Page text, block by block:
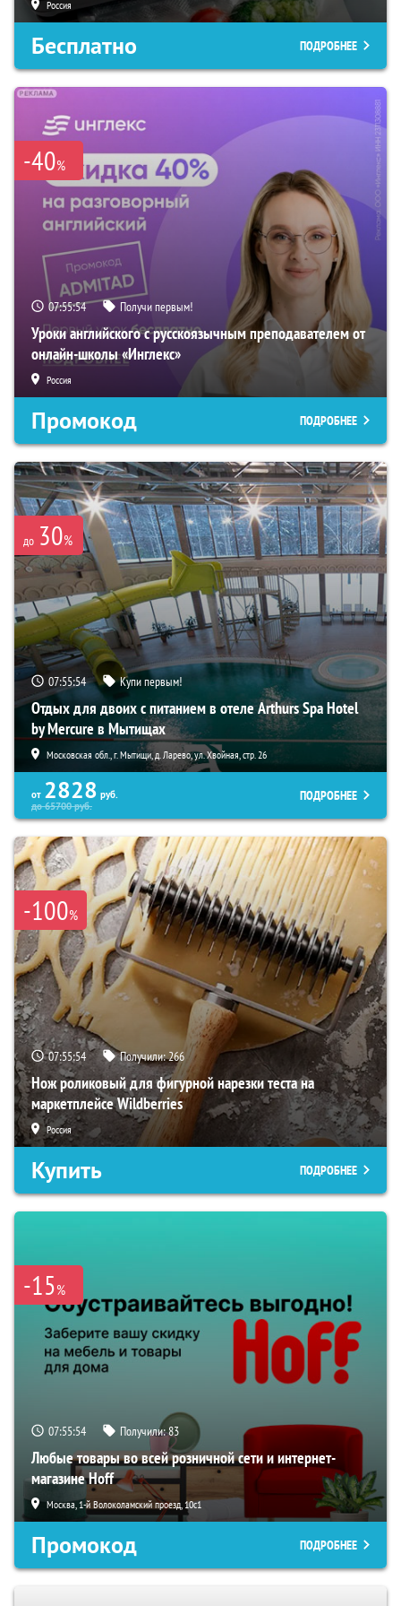
Россия
Бесплатно ПОДРОБНЕЕ
-40%
07:55:52 Получи первым!
Уроки английского с русскоязычным преподавателем от
онлайн-школы «Инглекс»
Россия
Промокод ПОДРОБНЕЕ
до 30%
07:55:52 Купи первым!
Отдых для двоих с питанием в отеле Arthurs Spa Hotel
by Mercure в Мытищах
Московская обл., г. Мытищи, д. Ларево, ул. Хвойная, стр. 26
от 2828 руб.
до65700руб.
ПОДРОБНЕЕ
-100%
07:55:52 Получили:266
Нож роликовый для фигурной нарезки теста на
маркетплейсе Wildberries
Россия
Купить ПОДРОБНЕЕ
-15%
07:55:52 Получили:83
Любые товары во всей розничной сети и интернет-
магазине Hoff
Москва, 1-й Волоколамский проезд, 10с1
Промокод ПОДРОБНЕЕ